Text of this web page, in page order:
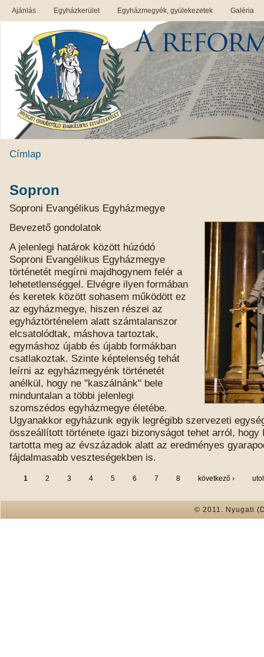
Ajánlás Egyházkerület Egyházmegyék, gyülekezetek Galéria
Címlap
Sopron
Soproni Evangélikus Egyházmegye
Bevezető gondolatok
A jelenlegi határok között húzódó
Soproni Evangélikus Egyházmegye
történetét megírni majdhogynem felér a
lehetetlenséggel. Elvégre ilyen formában
és keretek között sohasem működött ez
az egyházmegye, hiszen részei az
egyháztörténelem alatt számtalanszor
elcsatolódtak, máshova tartoztak,
egymáshoz újabb és újabb formákban
csatlakoztak. Szinte képtelenség tehát
leírni az egyházmegyénk történetét
anélkül, hogy ne "kaszálnánk" bele
minduntalan a többi jelenlegi
szomszédos egyházmegye életébe.
Ugyanakkor egyházunk egyik legrégibb szervezeti
összeállított története igazi bizonyságot tehet arról, hogy
tartotta meg az évszázadok alatt az eredményes
fájdalmasabb veszteségekben is.
1 2 3 4 5 6 7 8 következő ›
© 2011. Nyugati